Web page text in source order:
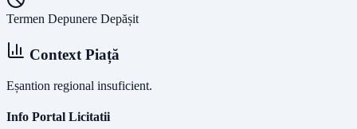
Termen Depunere Depășit
Context Piață
Eșantion regional insuficient.
Info Portal Licitatii